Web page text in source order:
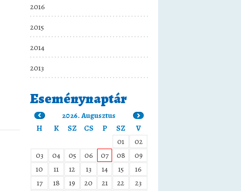
2016
2015
2014
2013
Eseménynaptár
2026. Augusztus
H
K SZ CS P SZ
V
01
02
03
04 05 06 07 08
09
10
11 12 13 14 15
16
17
18 19 20 21 22
23